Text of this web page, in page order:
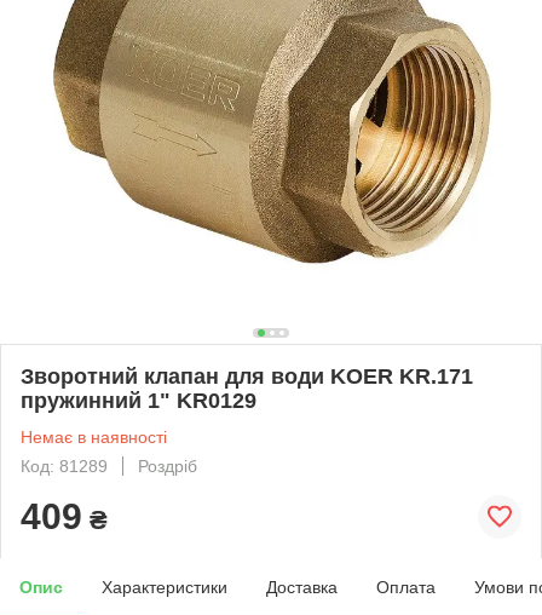
Зворотний клапан для води KOER KR.171
пружинний 1" KR0129
Немає в наявності
Код: 81289
Роздріб
409 ₴
Опис Характеристики Доставка Оплата Умови